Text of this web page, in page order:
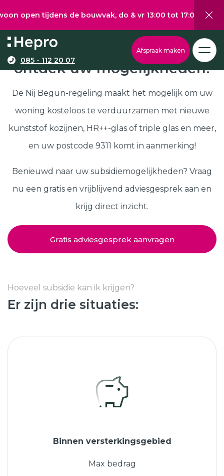
tijdens de bouwvak, do & vr 13:00 tot 17:00, za 10:00
085 - 112 20 07
Afspraak maken
Nij Begun subsidie in 9311,
ontdek uw mogelijkheden!
De Nij Begun-regeling maakt het mogelijk om uw
woning kosteloos te verduurzamen met nieuwe
kunststof kozijnen, HR++-glas of triple glas en meer,
en uw postcode 9311 komt in aanmerking!
Benieuwd naar uw subsidiemogelijkheden? Vraag
nu een gratis en vrijblijvend adviesgesprek aan en
krijg direct inzicht.
Gratis adviesgesprek aanvragen
Hoeveel subsidie kan ik krijgen?
Er zijn drie situaties:
Binnen versterkingsgebied
Max bedrag
Wat wilt u graag verduurzamen?
Via onze configurator berekent u eenvoudig een
richtprijs voor uw kunststof kozijnen, -deuren, of
schuifpuien.
Samenstellen
Deuren
Schuifpuien
Kunststof kozijnen
Kunststof deuren
Kunststof schuifpuien
Isolatie
Klantenservice
Hepro
Subsidies
SHOWROOM BEZOEKEN